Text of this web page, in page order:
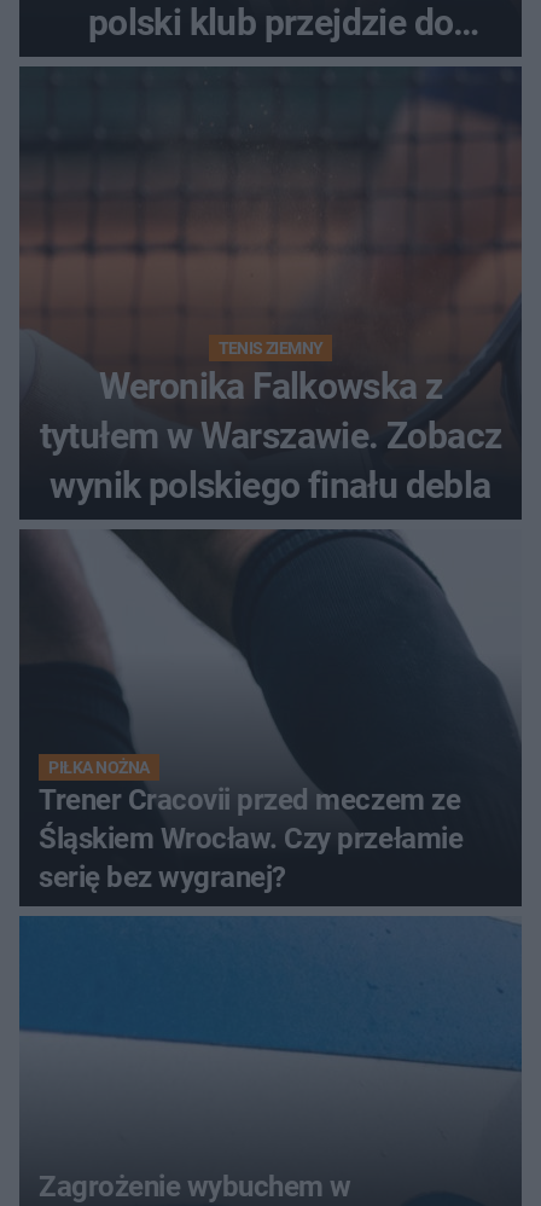
polski klub przejdzie do
historii
TENIS ZIEMNY
Weronika Falkowska z
tytułem w Warszawie. Zobacz
wynik polskiego finału debla
PIŁKA NOŻNA
Trener Cracovii przed meczem ze
Śląskiem Wrocław. Czy przełamie
serię bez wygranej?
Zagrożenie wybuchem w